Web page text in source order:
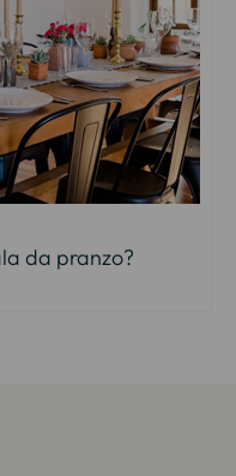
da pranzo?